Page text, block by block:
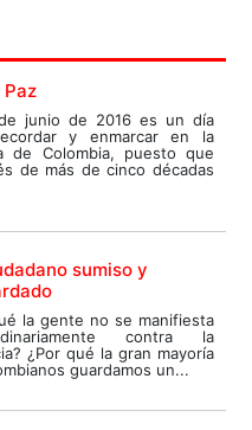
Paz
junio de 2016 es un día
y enmarcar en la
de Colombia, puesto que
de más de cinco décadas
sumiso y
la gente no se manifiesta
contra la
¿Por qué la gran mayoría
guardamos un...